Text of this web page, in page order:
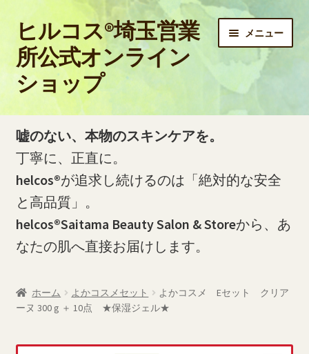
ナ
ビ
ゲ
ー
シ
ン
へ
ス
キ
ッ
コ
ン
テ
ン
ツ
ス
キ
ッ
プ
ヒルコス®埼玉営業
所公式オンライン
ショップ
メニュー
ホーム
PayPay銀行の口座開設およびお振込方法について
PayPay銀行の振込明細（PDF）をダウンロードする方法
お問い合わせ
ご利用ガイド
嘘のない、本物のスキンケアを。
丁寧に、正直に。
helcos®が追求し続けるのは「絶対的な安全
と高品質」。
helcos®Saitama Beauty Salon & Storeから、あ
なたの肌へ直接お届けします。
ホーム よかコスメセット
よかコスメ Eセット クリア
ーヌ 300 g ＋ 10点 ★保湿ジェル★